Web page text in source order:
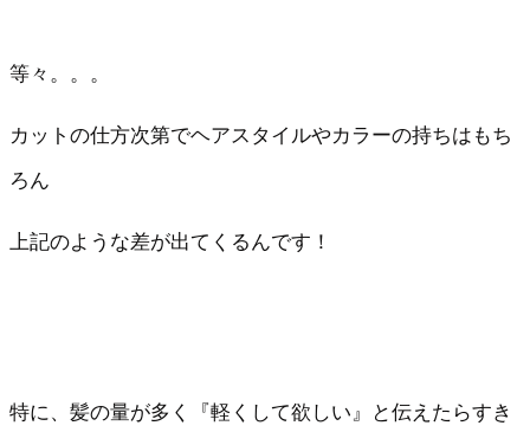
等々。。。
カットの仕方次第でヘアスタイルやカラーの持ちはもち
ろん
上記のような差が出てくるんです！
特に、髪の量が多く『軽くして欲しい』と伝えたらすき